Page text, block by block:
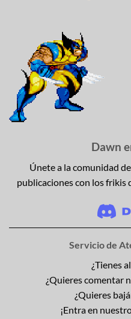
Dawn
Únete a la comunidad
publicaciones con los frikis
Servicio de
¿Tienes
¿Quieres comentar
¿Quieres
¡Entra en